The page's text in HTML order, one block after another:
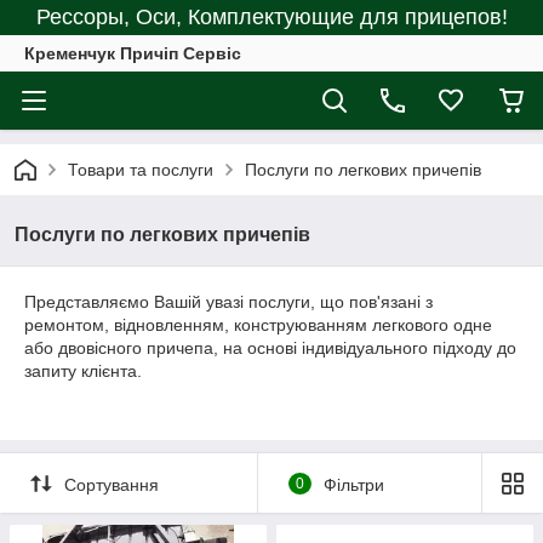
Рессоры, Оси, Комплектующие для прицепов!
Кременчук Причіп Сервіс
Товари та послуги Послуги по легкових причепів
Послуги по легкових причепів
Представляємо Вашій увазі послуги, що пов'язані з
ремонтом, відновленням, конструюванням легкового одне
або двовісного причепа, на основі індивідуального підходу до
запиту клієнта.
Сортування 0 Фільтри